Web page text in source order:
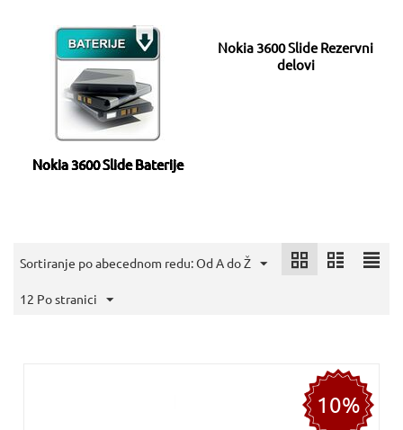
Nokia 3600 Slide Baterije
Nokia 3600 Slide Rezervni
delovi
Sortiranje po abecednom redu: Od A do Ž
12 Po stranici
10%